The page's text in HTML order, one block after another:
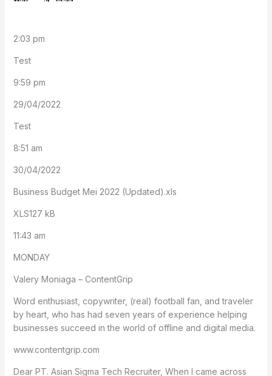
2:03 pm
Test
9:59 pm
29/04/2022
Test
8:51 am
30/04/2022
Business Budget Mei 2022 (Updated).xls
XLS127 kB
11:43 am
MONDAY
Valery Moniaga – ContentGrip
Word enthusiast, copywriter, (real) football fan, and traveler
by heart, who has had seven years of experience helping
businesses succeed in the world of offline and digital media.
www.contentgrip.com
Dear PT. Asian Sigma Tech Recruiter, When I came across